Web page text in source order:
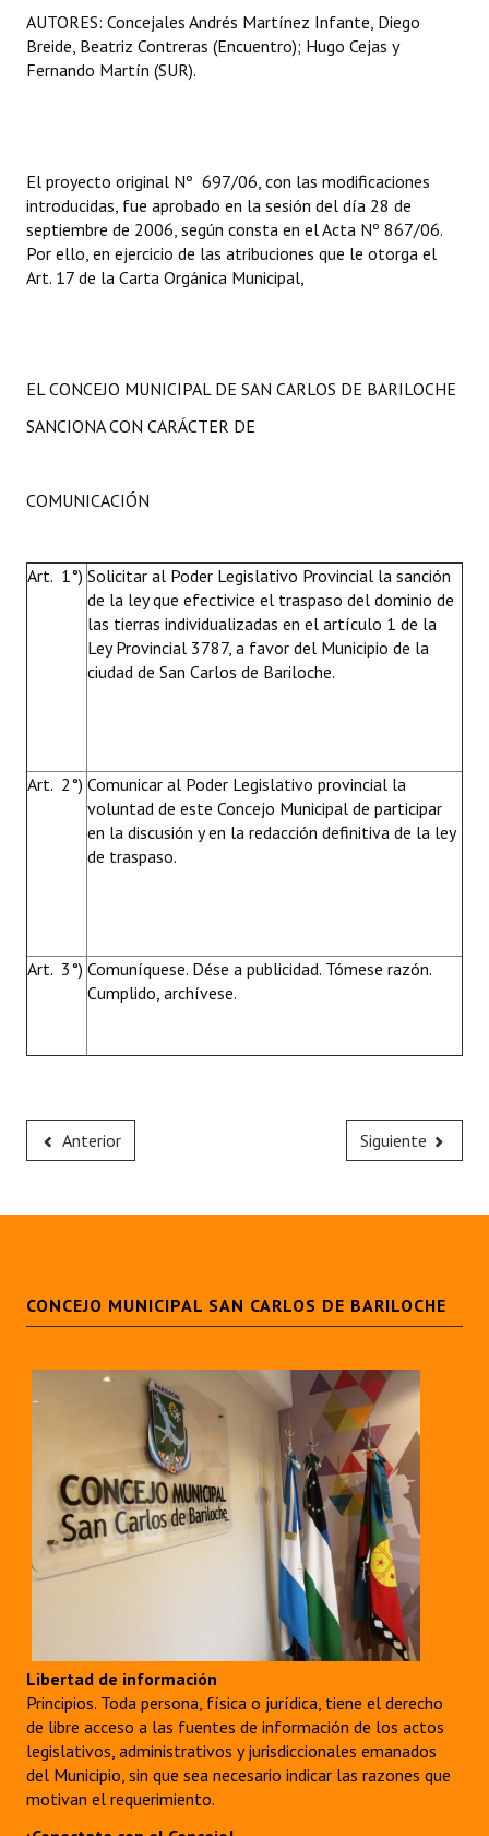
AUTORES: Concejales Andrés Martínez Infante, Diego
Breide, Beatriz Contreras (Encuentro); Hugo Cejas y
Fernando Martín (SUR).
El proyecto original Nº 697/06, con las modificaciones
introducidas, fue aprobado en la sesión del día 28 de
septiembre de 2006, según consta en el Acta Nº 867/06.
Por ello, en ejercicio de las atribuciones que le otorga el
Art. 17 de la Carta Orgánica Municipal,
EL CONCEJO MUNICIPAL DE SAN CARLOS DE BARILOCHE
SANCIONA CON CARÁCTER DE
COMUNICACIÓN
Art. 1°) Solicitar al Poder Legislativo Provincial la sanción
de la ley que efectivice el traspaso del dominio de
las tierras individualizadas en el artículo 1 de la
Ley Provincial 3787, a favor del Municipio de la
ciudad de San Carlos de Bariloche.
Art. 2°) Comunicar al Poder Legislativo provincial la
voluntad de este Concejo Municipal de participar
en la discusión y en la redacción definitiva de la ley
de traspaso.
Art. 3°) Comuníquese. Dése a publicidad. Tómese razón.
Cumplido, archívese.
Anterior Siguiente
CONCEJO MUNICIPAL SAN CARLOS DE BARILOCHE
Libertad de información
Principios. Toda persona, física o jurídica, tiene el derecho
de libre acceso a las fuentes de información de los actos
legislativos, administrativos y jurisdiccionales emanados
del Municipio, sin que sea necesario indicar las razones que
motivan el requerimiento.